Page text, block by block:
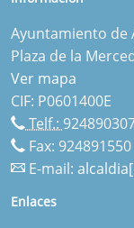
Ayuntamiento de
Plaza de la
Ver mapa
CIF: P0601400E
Telf.:
Fax: 924891550
E-mail:
Enlaces